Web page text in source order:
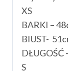
XS
BARKI –
BIUST-
DŁUGOŚĆ
S